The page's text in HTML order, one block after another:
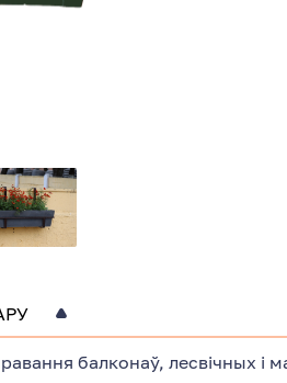
балконаў, лесвічных і